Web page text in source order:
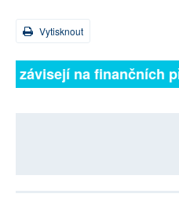
Vytisknout
závisejí na finančních